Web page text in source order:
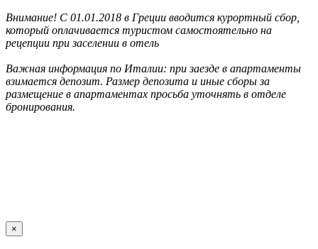
Внимание! С 01.01.2018 в Греции вводится курортный сбор,
который оплачивается туристом самостоятельно на
рецепции при заселении в отель
Важная информация по Италии: при заезде в апартаменты
взимается депозит. Размер депозита и иные сборы за
размещение в апартаментах просьба уточнять в отделе
бронирования.
×